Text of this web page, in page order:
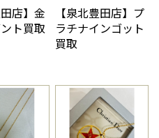
田店】金
ト買取
【泉北豊田店】プ
ラチナインゴット
買取